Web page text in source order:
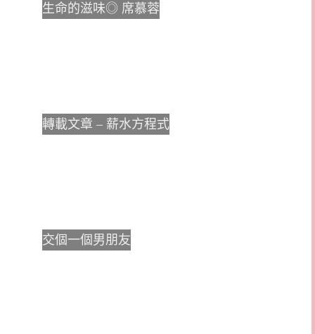
生命的滋味◎ 席慕蓉
轉載文章 – 薪水方程式
交個一個男朋友